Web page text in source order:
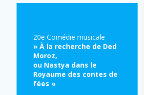
20e Comédie musicale
» À la recherche de Ded
Moroz,
ou Nastya dans le
Royaume des contes de
fées «